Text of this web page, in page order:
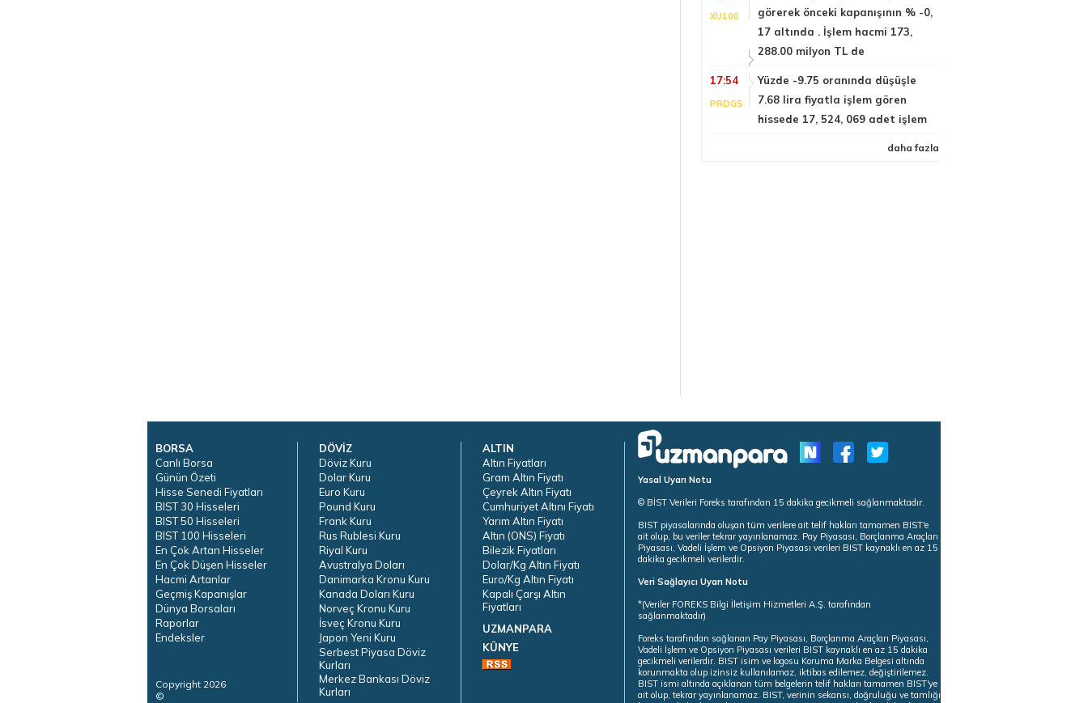
XU100
görerek önceki kapanışının % -0,
17 altında . İşlem hacmi 173,
288.00 milyon TL de
17:54
PRDGS
Yüzde -9.75 oranında düşüşle
7.68 lira fiyatla işlem gören
hissede 17, 524, 069 adet işlem
daha fazla
BORSA
Canlı Borsa
Günün Özeti
Hisse Senedi Fiyatları
BIST 30 Hisseleri
BIST 50 Hisseleri
BIST 100 Hisseleri
En Çok Artan Hisseler
En Çok Düşen Hisseler
Hacmi Artanlar
Geçmiş Kapanışlar
Dünya Borsaları
Raporlar
Endeksler
Copyright 2026
©
DÖVİZ
Döviz Kuru
Dolar Kuru
Euro Kuru
Pound Kuru
Frank Kuru
Rus Rublesi Kuru
Riyal Kuru
Avustralya Doları
Danimarka Kronu Kuru
Kanada Doları Kuru
Norveç Kronu Kuru
İsveç Kronu Kuru
Japon Yeni Kuru
Serbest Piyasa Döviz
Kurları
Merkez Bankası Döviz
Kurları
ALTIN
Altın Fiyatları
Gram Altın Fiyatı
Çeyrek Altın Fiyatı
Cumhuriyet Altını Fiyatı
Yarım Altın Fiyatı
Altın (ONS) Fiyatı
Bilezik Fiyatları
Dolar/Kg Altın Fiyatı
Euro/Kg Altın Fiyatı
Kapalı Çarşı Altın
Fiyatları
UZMANPARA
KÜNYE
Yasal Uyarı Notu
© BİST Verileri Foreks tarafından 15 dakika gecikmeli sağlanmaktadır.
BIST piyasalarında oluşan tüm verilere ait telif hakları tamamen BIST'e
ait olup, bu veriler tekrar yayınlanamaz. Pay Piyasası, Borçlanma Araçları
Piyasası, Vadeli İşlem ve Opsiyon Piyasası verileri BIST kaynaklı en az 15
dakika gecikmeli verilerdir.
Veri Sağlayıcı Uyarı Notu
*(Veriler FOREKS Bilgi İletişim Hizmetleri A.Ş. tarafından
sağlanmaktadır)
Foreks tarafından sağlanan Pay Piyasası, Borçlanma Araçları Piyasası,
Vadeli İşlem ve Opsiyon Piyasası verileri BIST kaynaklı en az 15 dakika
gecikmeli verilerdir. BIST isim ve logosu Koruma Marka Belgesi altında
korunmakta olup izinsiz kullanılamaz, iktibas edilemez, değiştirilemez.
BIST ismi altında açıklanan tüm belgelerin telif hakları tamamen BIST'ye
ait olup, tekrar yayınlanamaz. BIST, verinin sekansı, doğruluğu ve tamlığı